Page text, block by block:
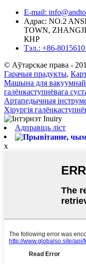
E-mail:
Адрас: NO.2
TOWN,
КНР
Тэл.: +86-
© Аўтарскае права -
Гарачыя прадукты,
Машына для вакуумнай
галёнкаступнёвага
Артапедычныя
Хірургія
Адправіць ліст
x